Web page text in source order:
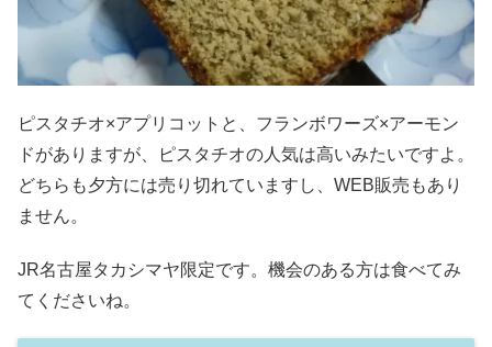
ピスタチオ×アプリコットと、フランボワーズ×アーモン
ドがありますが、ピスタチオの人気は高いみたいですよ。
どちらも夕方には売り切れていますし、WEB販売もあり
ません。
JR名古屋タカシマヤ限定です。機会のある方は食べてみ
てくださいね。